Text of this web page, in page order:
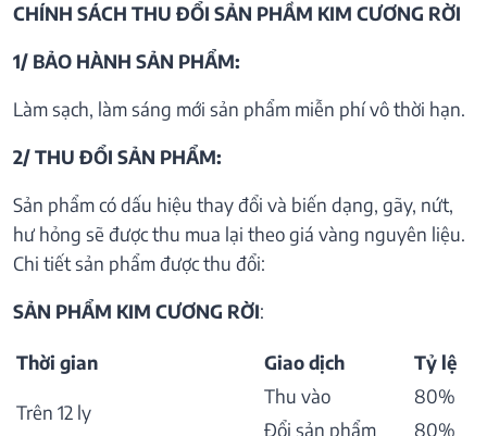
CHÍNH SÁCH THU ĐỔI SẢN PHẦM KIM CƯƠNG RỜI
1/ BẢO HÀNH SẢN PHẨM:
Làm sạch, làm sáng mới sản phẩm miễn phí vô thời hạn.
2/ THU ĐỔI SẢN PHẨM:
Sản phẩm có dấu hiệu thay đổi và biến dạng, gãy, nứt,
hư hỏng sẽ được thu mua lại theo giá vàng nguyên liệu.
Chi tiết sản phẩm được thu đổi:
SẢN PHẨM KIM CƯƠNG RỜI:
Thời gian Giao dịch Tỷ lệ
Trên 12 ly
Thu vào
80%
Đổi sản phẩm
80%